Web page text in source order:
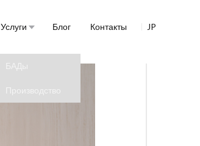
Услуги
БАДы
Производство
Блог Контакты JP